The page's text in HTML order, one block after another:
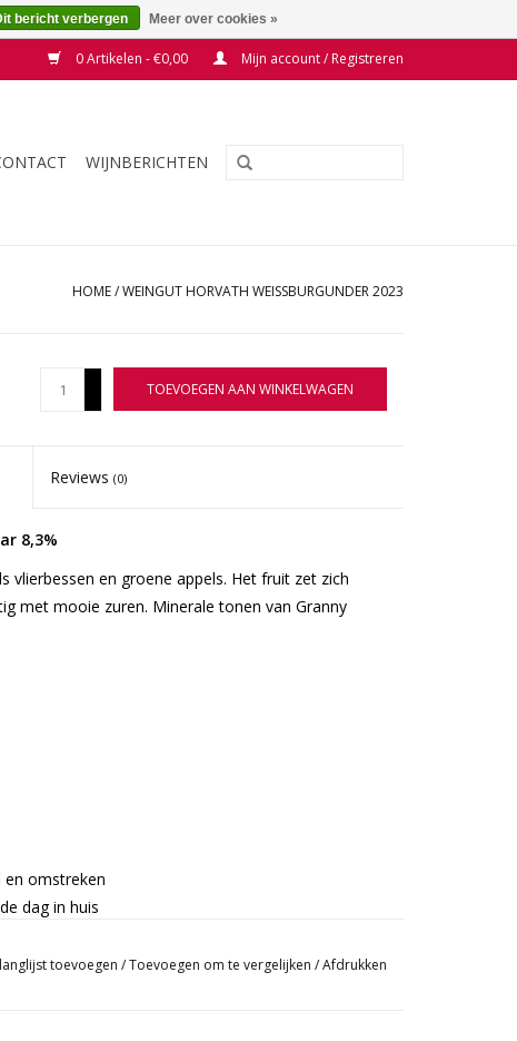
0 Artikelen - €0,00 Mijn account / Registreren
WIJNBERICHTEN
HOME/WEINGUT HORVATH WEISSBURGUNDER 2023
TOEVOEGEN AAN WINKELWAGEN
Reviews(0)
8,3%
vlierbessen en groene appels. Het fruit zet zich
met mooie zuren. Minerale tonen van Granny
en omstreken
dag in huis
toevoegen /Toevoegen om te vergelijken /Afdrukken
bericht verbergen Meer over cookies »